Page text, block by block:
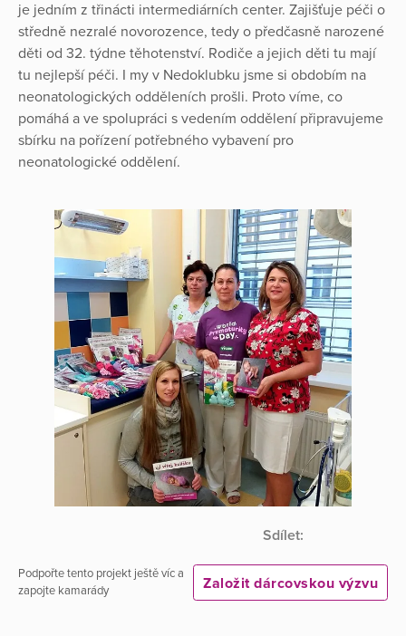
je jedním z třinácti intermediárních center. Zajišťuje péči o
středně nezralé novorozence, tedy o předčasně narozené
děti od 32. týdne těhotenství. Rodiče a jejich děti tu mají
tu nejlepší péči. I my v Nedoklubku jsme si obdobím na
neonatologických odděleních prošli. Proto víme, co
pomáhá a ve spolupráci s vedením oddělení připravujeme
sbírku na pořízení potřebného vybavení pro
neonatologické oddělení.
Sdílet:
Podpořte tento projekt ještě víc a
zapojte kamarády
Založit dárcovskou výzvu